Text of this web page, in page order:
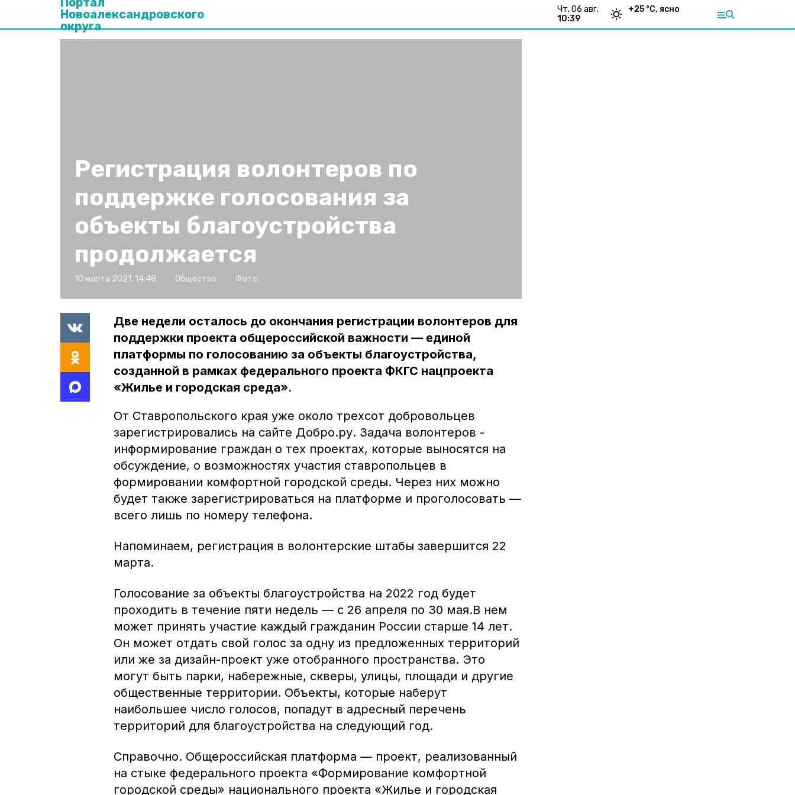
Новоалександровского
округа
чт, 06 авг.
10:39
+25 °С, ясно
Регистрация волонтеров по
поддержке голосования за
объекты благоустройства
продолжается
10 марта 2021, 14:48 Общество Фото:
Две недели осталось до окончания регистрации волонтеров для
поддержки проекта общероссийской важности — единой
платформы по голосованию за объекты благоустройства,
созданной в рамках федерального проекта ФКГС нацпроекта
«Жилье и городская среда».
От Ставропольского края уже около трехсот добровольцев
зарегистрировались на сайте Добро.ру. Задача волонтеров -
информирование граждан о тех проектах, которые выносятся на
обсуждение, о возможностях участия ставропольцев в
формировании комфортной городской среды. Через них можно
будет также зарегистрироваться на платформе и проголосовать —
всего лишь по номеру телефона.
Напоминаем, регистрация в волонтерские штабы завершится 22
марта.
Голосование за объекты благоустройства на 2022 год будет
проходить в течение пяти недель — с 26 апреля по 30 мая.В нем
может принять участие каждый гражданин России старше 14 лет.
Он может отдать свой голос за одну из предложенных территорий
или же за дизайн-проект уже отобранного пространства. Это
могут быть парки, набережные, скверы, улицы, площади и другие
общественные территории. Объекты, которые наберут
наибольшее число голосов, попадут в адресный перечень
территорий для благоустройства на следующий год.
Справочно. Общероссийская платформа — проект, реализованный
на стыке федерального проекта «Формирование комфортной
городской среды» национального проекта «Жилье и городская